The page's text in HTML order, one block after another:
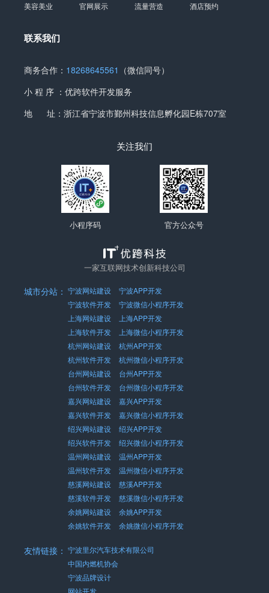
美容美业 官网展示 流量营造 酒店预约
联系我们
商务合作： 18268645561 （微信同号）
小 程 序 ：优跨软件开发服务
地 址： 浙江省宁波市鄞州科技信息孵化园E栋707室
关注我们
小程序码 官方公众号
一家互联网技术创新科技公司
城市分站： 宁波网站建设
宁波APP开发
宁波软件开发
宁波微信小程序开发
上海网站建设
上海APP开发
上海软件开发
上海微信小程序开发
杭州网站建设
杭州APP开发
杭州软件开发
杭州微信小程序开发
台州网站建设
台州APP开发
台州软件开发
台州微信小程序开发
嘉兴网站建设
嘉兴APP开发
嘉兴软件开发
嘉兴微信小程序开发
绍兴网站建设
绍兴APP开发
绍兴软件开发
绍兴微信小程序开发
温州网站建设
温州APP开发
温州软件开发
温州微信小程序开发
慈溪网站建设
慈溪APP开发
慈溪软件开发
慈溪微信小程序开发
余姚网站建设
余姚APP开发
余姚软件开发
余姚微信小程序开发
友情链接： 宁波里尔汽车技术有限公司
中国内燃机协会
宁波品牌设计